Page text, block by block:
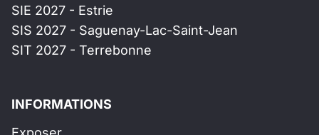
SIE 2027 - Estrie
SIS 2027 - Saguenay-Lac-Saint-Jean
SIT 2027 - Terrebonne
INFORMATIONS